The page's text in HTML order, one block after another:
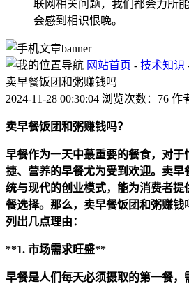
联网相关问题，我们都会力所
会感到相识恨晚。
网站首页 - 技术知识
卖早餐饭团和粥赚钱吗
2024-11-28 00:30:04 浏览次数：76 作
卖早餐饭团和粥赚钱吗？
早餐作为一天中蕞重要的餐食，对于
捷、营养的早餐尤为受到欢迎。卖早
统与现代的创业模式，能为消费者提
餐选择。那么，卖早餐饭团和粥赚钱
列出几点理由：
**1. 市场需求旺盛**
早餐是人们每天必须摄取的第一餐，